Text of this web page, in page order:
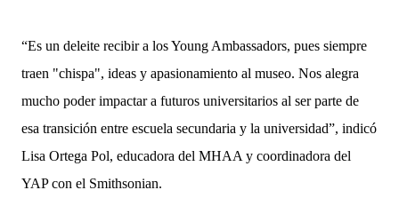
“Es un deleite recibir a los Young Ambassadors, pues siempre
traen "chispa", ideas y apasionamiento al museo. Nos alegra
mucho poder impactar a futuros universitarios al ser parte de
esa transición entre escuela secundaria y la universidad”, indicó
Lisa Ortega Pol, educadora del MHAA y coordinadora del
YAP con el Smithsonian.